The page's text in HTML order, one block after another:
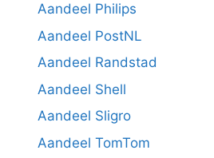
Aandeel Philips
Aandeel PostNL
Aandeel Randstad
Aandeel Shell
Aandeel Sligro
Aandeel TomTom